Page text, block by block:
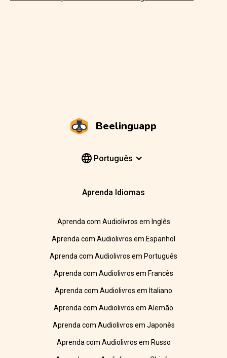
Beelinguapp
Português
Aprenda Idiomas
Aprenda com Audiolivros em Inglês
Aprenda com Audiolivros em Espanhol
Aprenda com Audiolivros em Português
Aprenda com Audiolivros em Francês
Aprenda com Audiolivros em Italiano
Aprenda com Audiolivros em Alemão
Aprenda com Audiolivros em Japonês
Aprenda com Audiolivros em Russo